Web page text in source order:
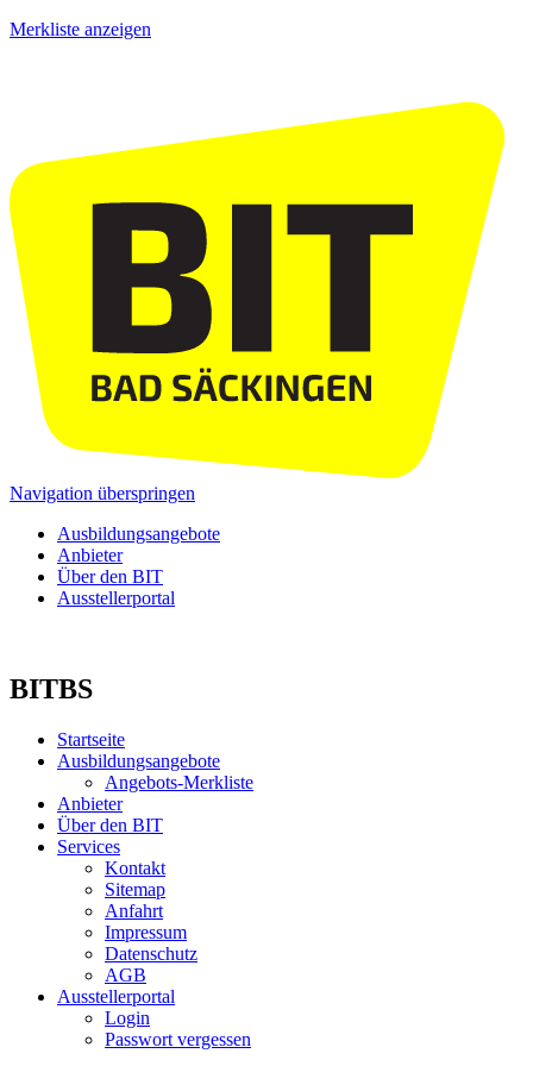
Merkliste anzeigen
Navigation überspringen
Ausbildungsangebote
Anbieter
Über den BIT
Ausstellerportal
BITBS
Startseite
Ausbildungsangebote
Angebots-Merkliste
Anbieter
Über den BIT
Services
Kontakt
Sitemap
Anfahrt
Impressum
Datenschutz
AGB
Ausstellerportal
Login
Passwort vergessen